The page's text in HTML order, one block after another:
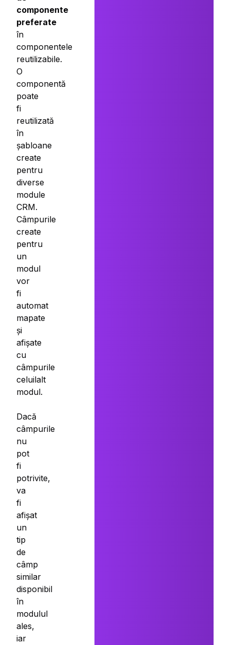
componente
preferate
în
componentele
reutilizabile.
O
componentă
poate
fi
reutilizată
în
șabloane
create
pentru
diverse
module
CRM.
Câmpurile
create
pentru
un
modul
vor
fi
automat
mapate
și
afișate
cu
câmpurile
celuilalt
modul.
Dacă
câmpurile
nu
pot
fi
potrivite,
va
fi
afișat
un
tip
de
câmp
similar
disponibil
în
modulul
ales,
iar